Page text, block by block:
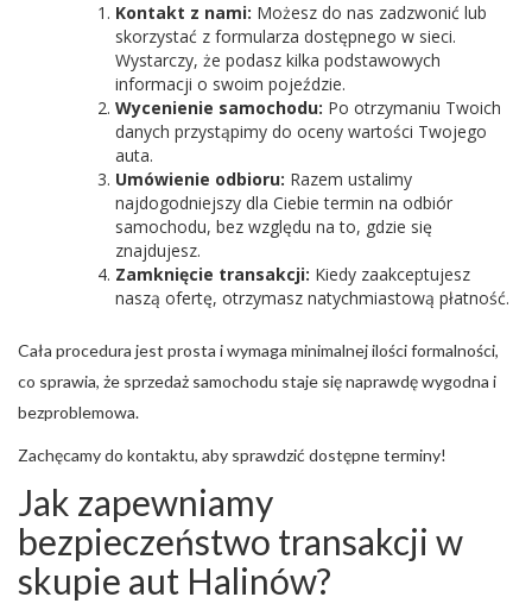
Kontakt z nami: Możesz do nas zadzwonić lub
skorzystać z formularza dostępnego w sieci.
Wystarczy, że podasz kilka podstawowych
informacji o swoim pojeździe.
Wycenienie samochodu: Po otrzymaniu Twoich
danych przystąpimy do oceny wartości Twojego
auta.
Umówienie odbioru: Razem ustalimy
najdogodniejszy dla Ciebie termin na odbiór
samochodu, bez względu na to, gdzie się
znajdujesz.
Zamknięcie transakcji: Kiedy zaakceptujesz
naszą ofertę, otrzymasz natychmiastową płatność.
Cała procedura jest prosta i wymaga minimalnej ilości formalności,
co sprawia, że sprzedaż samochodu staje się naprawdę wygodna i
bezproblemowa.
Zachęcamy do kontaktu, aby sprawdzić dostępne terminy!
Jak zapewniamy
bezpieczeństwo transakcji w
skupie aut Halinów?